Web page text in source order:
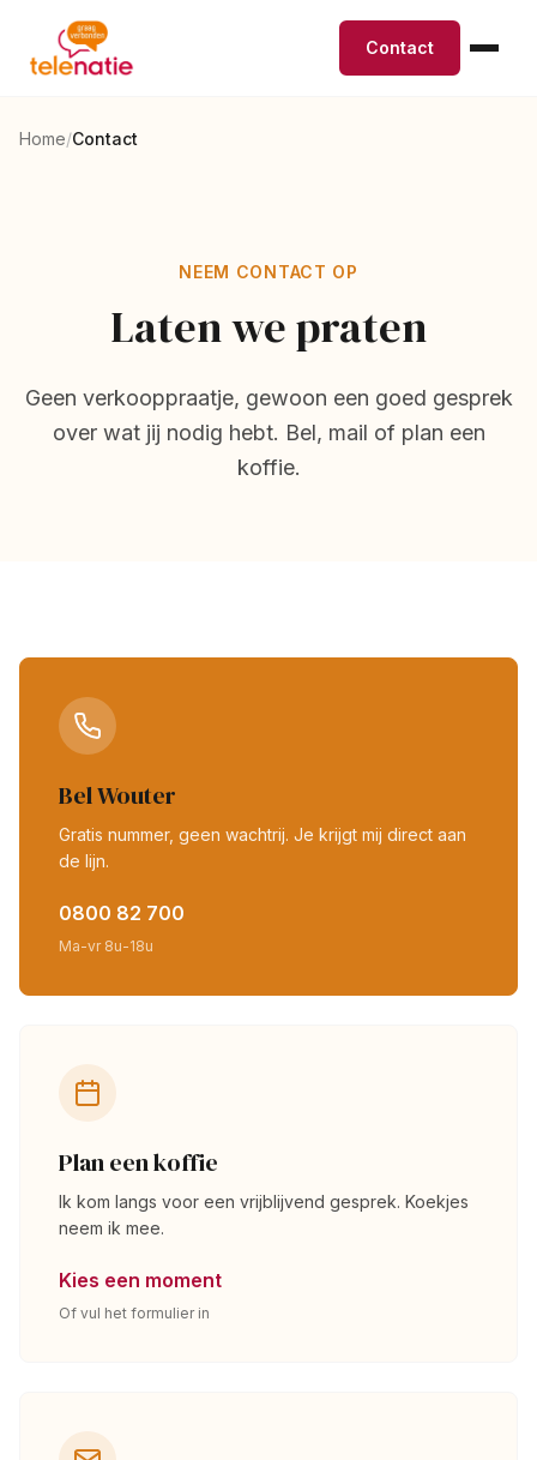
Contact
Home/Contact
NEEM CONTACT OP
Laten we praten
Geen verkooppraatje, gewoon een goed gesprek
over wat jij nodig hebt. Bel, mail of plan een
koffie.
Bel Wouter
Gratis nummer, geen wachtrij. Je krijgt mij direct aan
de lijn.
0800 82 700
Ma-vr 8u-18u
Plan een koffie
Ik kom langs voor een vrijblijvend gesprek. Koekjes
neem ik mee.
Kies een moment
Of vul het formulier in